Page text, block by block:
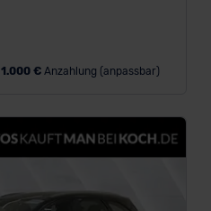
1.000 €Anzahlung (anpassbar)